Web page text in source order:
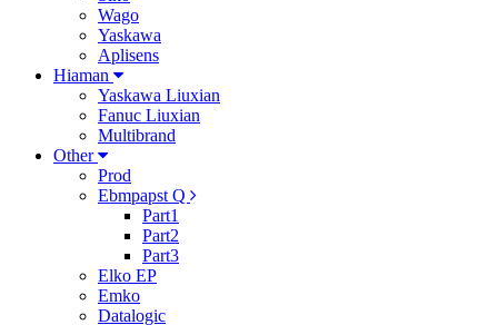
Wago
Yaskawa
Aplisens
Hiaman
Yaskawa Liuxian
Fanuc Liuxian
Multibrand
Other
Prod
Ebmpapst Q
Part1
Part2
Part3
Elko EP
Emko
Datalogic